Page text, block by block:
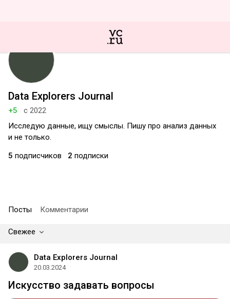
Data Explorers Journal
+5
с 2022
Исследую данные, ищу смыслы. Пишу про анализ данных
и не только.
5 подписчиков 2 подписки
Посты Комментарии
Свежее
Data Explorers Journal
20.03.2024
Искусство задавать вопросы